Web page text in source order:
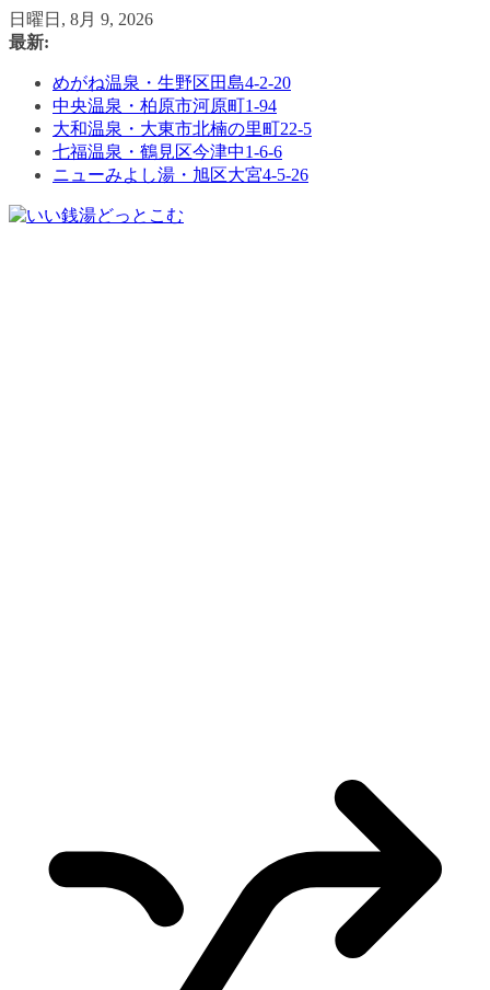
コ
ン
ッ
プ
日曜日, 8月 9, 2026
最新:
めがね温泉・生野区田島4-2-20
中央温泉・柏原市河原町1-94
大和温泉・大東市北楠の里町22-5
七福温泉・鶴見区今津中1-6-6
ニューみよし湯・旭区大宮4-5-26